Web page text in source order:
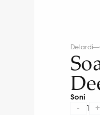
Delardi—
Soni
- +